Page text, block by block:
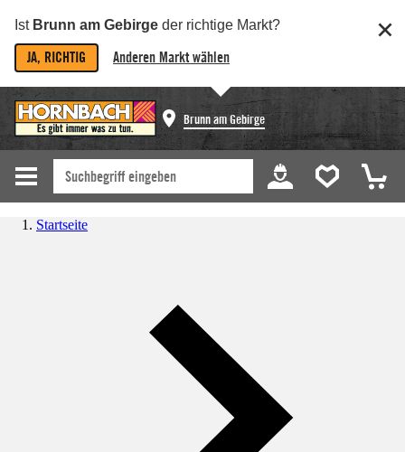
Ist Brunn am Gebirge der richtige Markt?
JA, RICHTIG Anderen Markt wählen
Brunn am Gebirge
Startseite